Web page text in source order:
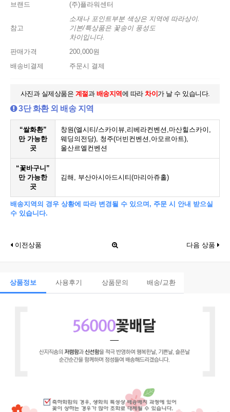
브랜드 (주)플라워센터
참고
소재나 포인트부분 색상은 지역에 따라상이.
기본/특상품은 꽃송이 풍성도
차이입니다.
판매가격
200,000원
배송비결제
주문시 결제
사진과 실제상품은 계절과 배송지역에 따라 차이 가 날 수 있습니다.
3단 화환 외 배송 지역
“쌀화환”
만 가능한
곳
창원(엘시티/스카이뷰,리베라컨벤션,마산힐스카이,
웨딩의전당), 청주(더빈컨벤션,아모르아트),
울산르엘컨벤션
“꽃바구니”
만 가능한
곳
김해, 부산아시아드시티(마리아쥬홀)
배송지역의 경우 상황에 따라 변경될 수 있으며, 주문 시 안내 받으실
수 있습니다.
이전상품 다음 상품
상품정보 사용후기 상품문의 배송/교환